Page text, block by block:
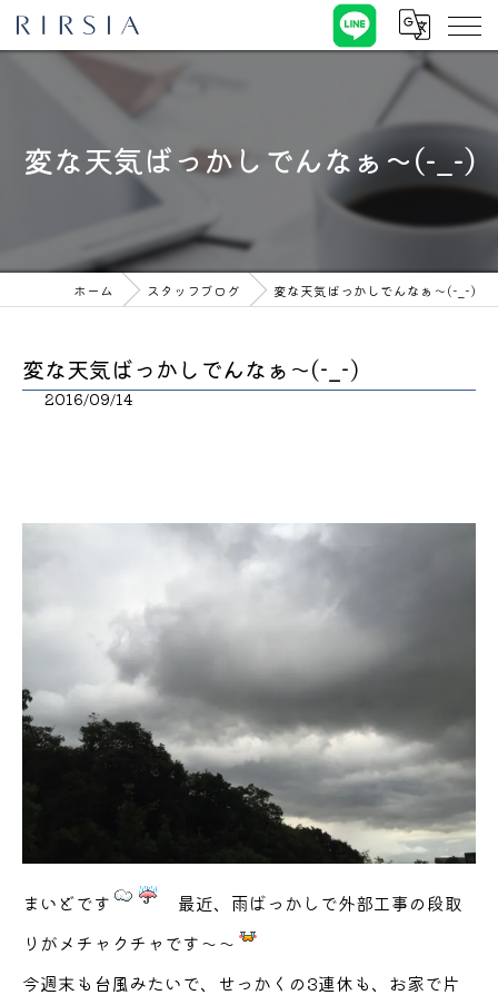
変な天気ばっかしでんなぁ～(-_-)
ホーム スタッフブログ 変な天気ばっかしでんなぁ～(-_-)
変な天気ばっかしでんなぁ～(-_-)
2016/09/14
まいどです
最近、雨ばっかしで外部工事の段取
りがメチャクチャです～～
今週末も台風みたいで、せっかくの3連休も、お家で片